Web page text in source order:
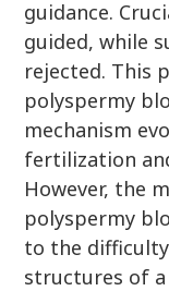
guidance.
guided, while
rejected. This
polyspermy
mechanism
fertilization
However, the
polyspermy
to the
structures of a